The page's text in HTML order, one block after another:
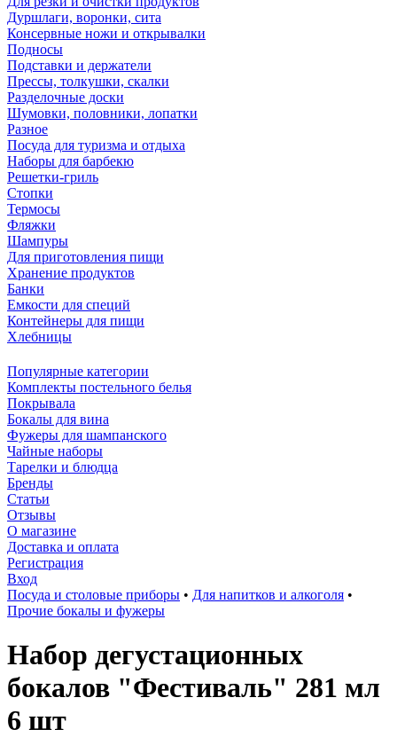
Дуршлаги, воронки, сита
Консервные ножи и открывалки
Подносы
Подставки и держатели
Прессы, толкушки, скалки
Разделочные доски
Шумовки, половники, лопатки
Разное
Посуда для туризма и отдыха
Наборы для барбекю
Решетки-гриль
Стопки
Термосы
Фляжки
Шампуры
Для приготовления пищи
Хранение продуктов
Банки
Емкости для специй
Контейнеры для пищи
Хлебницы
Популярные категории
Комплекты постельного белья
Покрывала
Бокалы для вина
Фужеры для шампанского
Чайные наборы
Тарелки и блюдца
Бренды
Статьи
Отзывы
О магазине
Доставка и оплата
Регистрация
Вход
Посуда и столовые приборы • Для напитков и алкоголя •
Прочие бокалы и фужеры
Набор дегустационных
бокалов "Фестиваль" 281 мл
6 шт